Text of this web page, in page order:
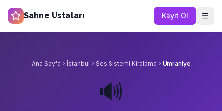
Sahne Ustaları Kayıt Ol
Ana Sayfa İstanbul Ses Sistemi Kiralama Ümraniye
🔊